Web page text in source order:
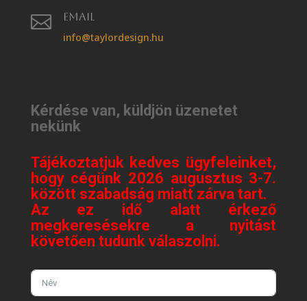

Email
info@taylordesign.hu
Kérdése van, küldjön üzenetet
nekünk
Tájékoztatjuk kedves ügyfeleinket,
hogy cégünk 2026 augusztus 3-7.
között szabadság miatt zárva tart.
Az ez idő alatt érkező
megkeresésekre a nyitást
követően tudunk válaszolni.